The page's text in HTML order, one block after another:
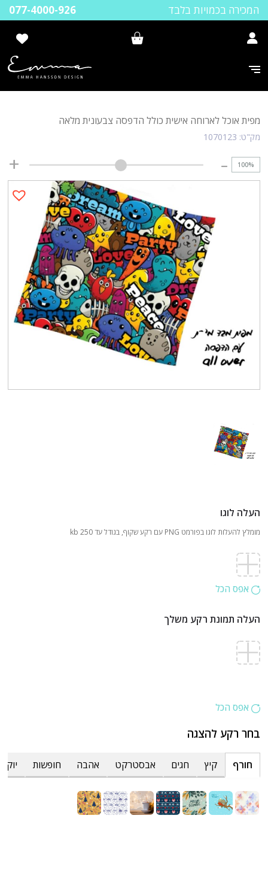
077-4000-926 המכירה בכמויות בלבד
מפית אוכל לארוחה אישית כולל הדפסה צבעונית מלאה
מק"ט: 1070123
100%
העלה לוגו
מומלץ להעלות לוגו בפורמט PNG עם רקע שקוף, בגודל עד 250 kb
אפס הכל
העלה תמונת רקע משלך
אפס הכל
בחר רקע להצגה
חורף קיץ חגים אבסטרקט אהבה חופשות